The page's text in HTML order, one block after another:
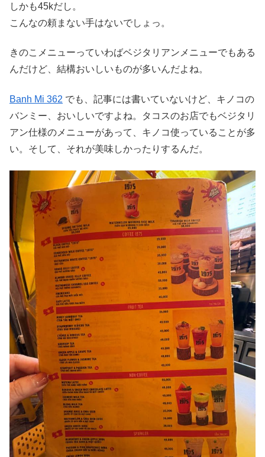
しかも45kだし。
こんなの頼まない手はないでしょっ。
きのこメニューっていわばベジタリアンメニューでもある
んだけど、結構おいしいものが多いんだよね。
Banh Mi 362 でも、記事には書いていないけど、キノコの
バンミー、おいしいですよね。タコスのお店でもベジタリ
アン仕様のメニューがあって、キノコ使っていることが多
い。そして、それが美味しかったりするんだ。